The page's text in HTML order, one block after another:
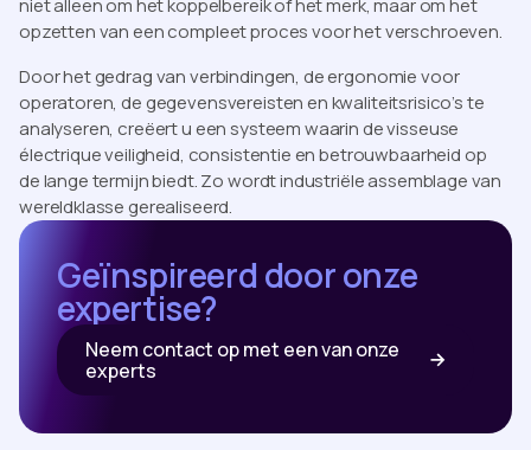
niet alleen om het koppelbereik of het merk, maar om het
opzetten van een compleet proces voor het verschroeven.
Door het gedrag van verbindingen, de ergonomie voor
operatoren, de gegevensvereisten en kwaliteitsrisico’s te
analyseren, creëert u een systeem waarin de visseuse
électrique veiligheid, consistentie en betrouwbaarheid op
de lange termijn biedt. Zo wordt industriële assemblage van
wereldklasse gerealiseerd.
Geïnspireerd door onze
expertise?
Neem contact op met een van onze
experts